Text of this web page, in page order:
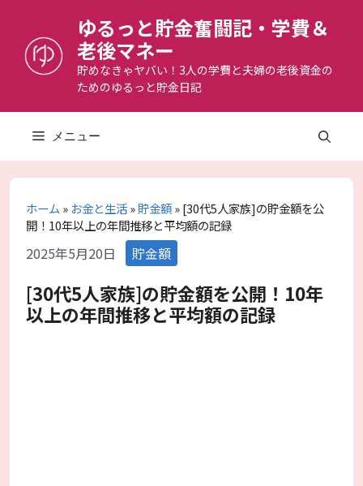
へ
ゆるっと貯金奮闘記・学費＆
老後マネー
貯めなきゃヤバい！3人の学費と夫婦の老後資金の
ためのゆるっと貯金日記
メニュー
ホーム» お金と生活»貯金額»[30代5人家族]の貯金額を公
開！10年以上の年間推移と平均額の記録
2025年5月20日 カ
テ
ゴ
リ
ー
貯金額
[30代5人家族]の貯金額を公開！10年
以上の年間推移と平均額の記録